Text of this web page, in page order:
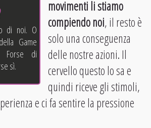
di noi. O
Game
Forse di
sì.
movimenti li stiamo
compiendo noi, il resto è
solo una conseguenza
delle nostre azioni. Il
cervello questo lo sa e
quindi riceve gli stimoli,
e ci fa sentire la pressione